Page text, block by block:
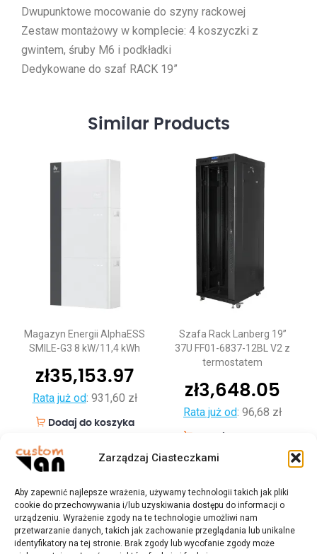
Zarządzaj Ciasteczkami
Aby zapewnić najlepsze wrażenia, używamy technologii takich jak pliki
cookie do przechowywania i/lub uzyskiwania dostępu do informacji o
urządzeniu. Wyrażenie zgody na te technologie umożliwi nam
przetwarzanie danych, takich jak zachowanie przeglądania lub unikalne
identyfikatory na tej stronie. Brak zgody lub wycofanie zgody może
Dwupunktowe mocowanie do szyny rackowej
Zestaw montażowy w komplecie: 4 koszyczki z
gwintem, śruby M6 i podkładki
Dedykowane do szaf RACK 19”
Similar Products
Magazyn Energii AlphaESS
SMILE-G3 8 kW/11,4 kWh
zł35,153.97
Rata już od: 931,60 zł
Dodaj do koszyka
Szafa Rack Lanberg 19”
37U FF01-6837-12BL V2 z
termostatem
zł3,648.05
Rata już od: 96,68 zł